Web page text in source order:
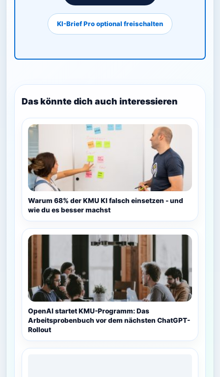
KI-Brief Pro optional freischalten
Das könnte dich auch interessieren
Warum 68% der KMU KI falsch einsetzen - und
wie du es besser machst
OpenAI startet KMU-Programm: Das
Arbeitsprobenbuch vor dem nächsten ChatGPT-
Rollout